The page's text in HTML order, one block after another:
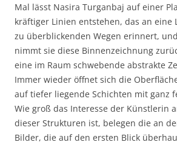
Mal lässt Nasira Turganbaj auf einer
kräftiger Linien entstehen, das an eine
zu überblickenden Wegen erinnert,
nimmt sie diese Binnenzeichnung
eine im Raum schwebende abstrakte
Immer wieder öffnet sich die
auf tiefer liegende Schichten mit ganz
Wie groß das Interesse der Künstlerin
dieser Strukturen ist, belegen die an
Bilder, die auf den ersten Blick